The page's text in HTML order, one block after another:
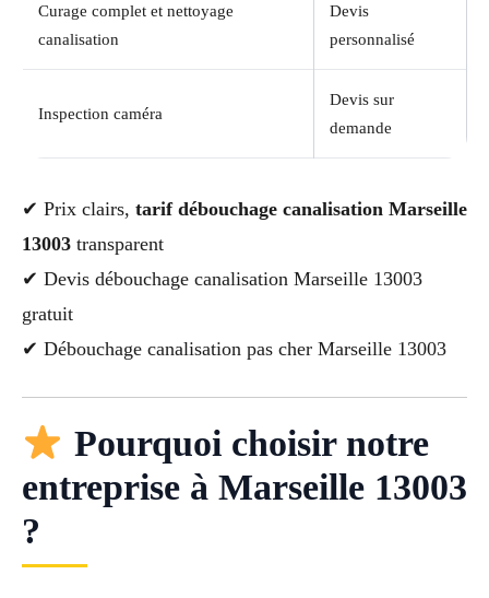
Curage complet et nettoyage
canalisation
Devis
personnalisé
Inspection caméra
Devis sur
demande
✔ Prix clairs, tarif débouchage canalisation Marseille
13003 transparent
✔ Devis débouchage canalisation Marseille 13003
gratuit
✔ Débouchage canalisation pas cher Marseille 13003
Pourquoi choisir notre
entreprise à Marseille 13003
?